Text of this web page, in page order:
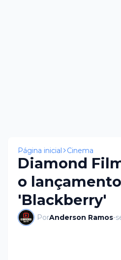
Página inicial Cinema
Diamond
o
'Blackberry'
PorAnderson Ramos-